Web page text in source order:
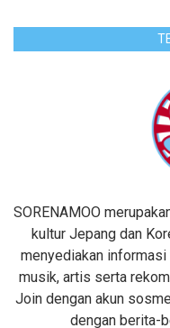
SORENAMOO
kultur Jepang dan
menyediakan
musik, artis serta
Join dengan akun
dengan berita-